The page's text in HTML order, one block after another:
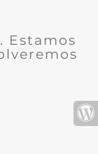
Estamos